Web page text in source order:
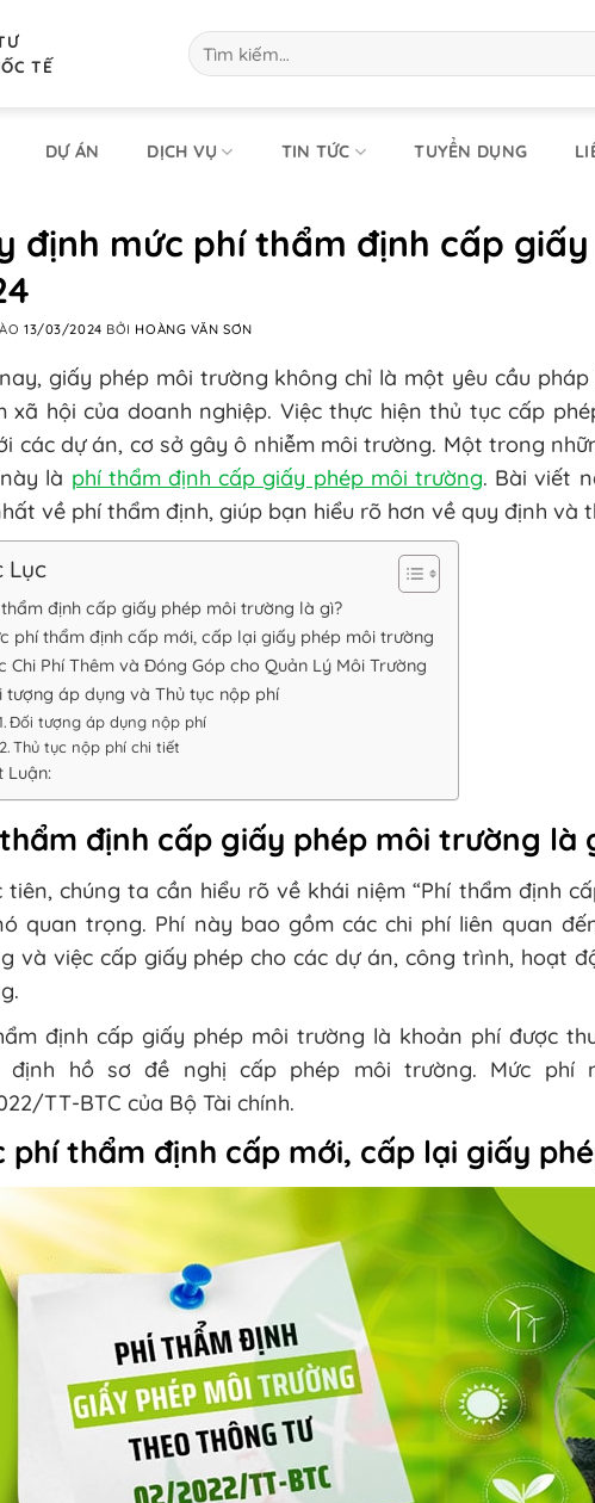
TẾ
Tìm
kiếm:
DỰ ÁN DỊCH VỤ TIN TỨC TUYỂN DỤNG
định mức phí thẩm định cấp
13/03/2024 BỞI HOÀNG VĂN SƠN
giấy phép môi trường không chỉ là một yêu cầu
xã hội của doanh nghiệp. Việc thực hiện thủ tục cấp
các dự án, cơ sở gây ô nhiễm môi trường. Một trong
là phí thẩm định cấp giấy phép môi trường. Bài viết
về phí thẩm định, giúp bạn hiểu rõ hơn về quy định và
Lục
thẩm định cấp giấy phép môi trường là gì?
phí thẩm định cấp mới, cấp lại giấy phép môi trường
Chi Phí Thêm và Đóng Góp cho Quản Lý Môi Trường
tượng áp dụng và Thủ tục nộp phí
Đối tượng áp dụng nộp phí
Thủ tục nộp phí chi tiết
Luận:
định cấp giấy phép môi trường là
tiên, chúng ta cần hiểu rõ về khái niệm “Phí thẩm định
quan trọng. Phí này bao gồm các chi phí liên quan
và việc cấp giấy phép cho các dự án, công trình, hoạt
định cấp giấy phép môi trường là khoản phí được
định hồ sơ đề nghị cấp phép môi trường. Mức phí
TT-BTC của Bộ Tài chính.
phí thẩm định cấp mới, cấp lại giấy